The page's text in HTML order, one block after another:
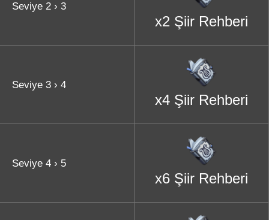
Seviye 2 › 3
x2 Şiir Rehberi
Seviye 3 › 4
x4 Şiir Rehberi
Seviye 4 › 5
x6 Şiir Rehberi